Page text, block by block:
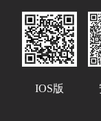
IOS版